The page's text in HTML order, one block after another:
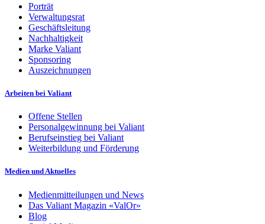
Porträt
Verwaltungsrat
Geschäftsleitung
Nachhaltigkeit
Marke Valiant
Sponsoring
Auszeichnungen
Arbeiten bei Valiant
Offene Stellen
Personalgewinnung bei Valiant
Berufseinstieg bei Valiant
Weiterbildung und Förderung
Medien und Aktuelles
Medienmitteilungen und News
Das Valiant Magazin «ValOr»
Blog